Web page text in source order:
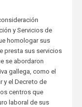
y Servicios de
homologar sus
presta sus servicios
se abordaron
gallega, como el
y el Decreto de
centros que
laboral de sus